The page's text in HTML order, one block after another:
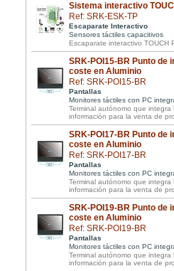
Sistema interactivo
Ref: SRK-ESK-TP
Escaparate Interactivo
Sensores táctiles capacitivos
Escaparate interactivo TOUCH
SRK-POI15-BR Punto de
coste en Aluminio
Ref: SRK-POI15-BR
Pantallas
Monitores táctiles con PC
Terminal autónomo que
información para la venta de
SRK-POI17-BR Punto de
coste en Aluminio
Ref: SRK-POI17-BR
Pantallas
Monitores táctiles con PC
Terminal autónomo que
información para la venta de
SRK-POI19-BR Punto de
coste en Aluminio
Ref: SRK-POI19-BR
Pantallas
Monitores táctiles con PC
Terminal autónomo que
información para la venta de